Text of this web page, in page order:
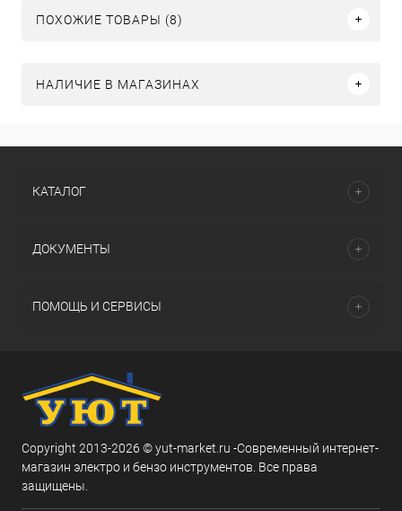
ПОХОЖИЕ ТОВАРЫ (8)
НАЛИЧИЕ В МАГАЗИНАХ
КАТАЛОГ
ДОКУМЕНТЫ
ПОМОЩЬ И СЕРВИСЫ
Copyright 2013-2026 © yut-market.ru -Современный интернет-
магазин электро и бензо инструментов. Все права
защищены.